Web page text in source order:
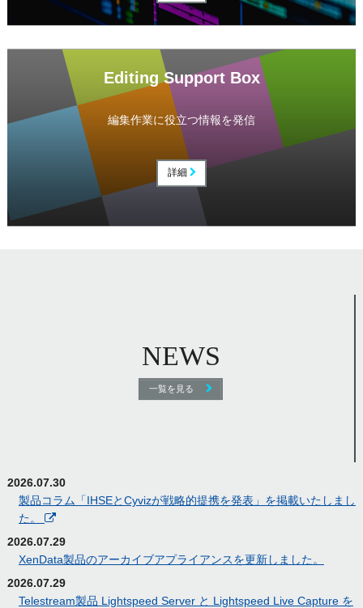
Editing Support Box
編集作業に役立つ情報を発信
詳細
NEWS
一覧を見る
2026.07.30
製品コラム「IHSEとCyvizが戦略的提携を発表」を掲載いたしまし
た。
2026.07.29
XenData製品のアーカイブアプライアンスを更新しました。
2026.07.29
Telestream製品 Lightspeed Server と Lightspeed Live Capture を